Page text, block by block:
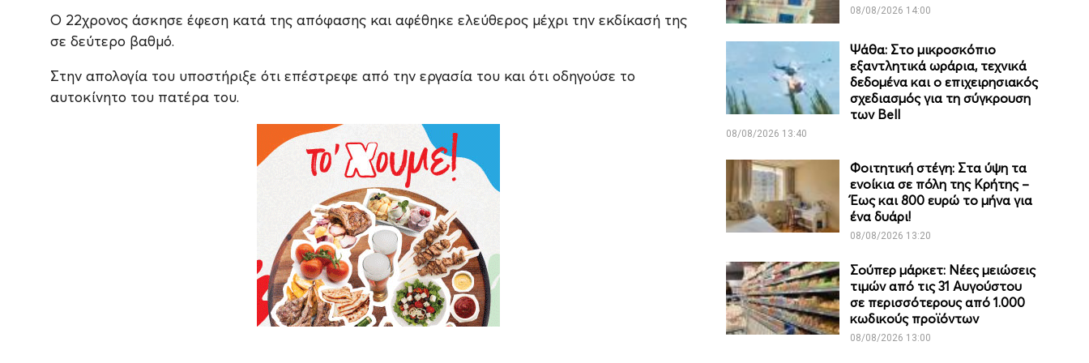
Ο 22χρονος άσκησε έφεση κατά της απόφασης και αφέθηκε ελεύθερος μέχρι την εκδίκασή της
σε δεύτερο βαθμό.
Στην απολογία του υποστήριξε ότι επέστρεφε από την εργασία του και ότι οδηγούσε το
αυτοκίνητο του πατέρα του.
08/08/2026 14:00
Ψάθα: Στο μικροσκόπιο
εξαντλητικά ωράρια, τεχνικά
δεδομένα και ο επιχειρησιακός
σχεδιασμός για τη σύγκρουση
των Bell
08/08/2026 13:40
Φοιτητική στέγη: Στα ύψη τα
ενοίκια σε πόλη της Κρήτης –
Έως και 800 ευρώ το μήνα για
ένα δυάρι!
08/08/2026 13:20
Σούπερ μάρκετ: Νέες μειώσεις
τιμών από τις 31 Αυγούστου
σε περισσότερους από 1.000
κωδικούς προϊόντων
08/08/2026 13:00